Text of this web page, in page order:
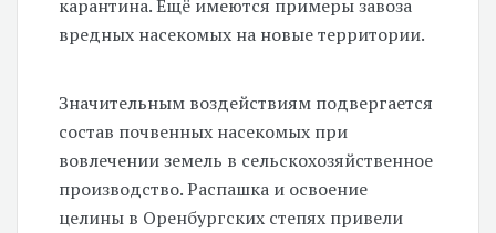
карантина. Ещё имеются примеры завоза
вредных насекомых на новые территории.
Значительным воздействиям подвергается
состав почвенных насекомых при
вовлечении земель в сельскохозяйственное
производство. Распашка и освоение
целины в Оренбургских степях привели